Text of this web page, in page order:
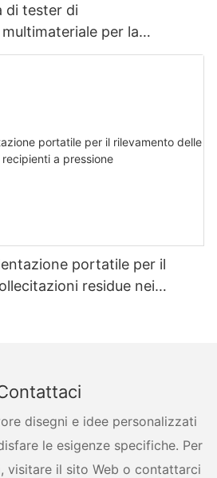
di tester di
per la
e dello stress -
portatile per il
residue nei
disegni e idee personalizzati
le esigenze specifiche. Per
visitare il sito Web o contattarci